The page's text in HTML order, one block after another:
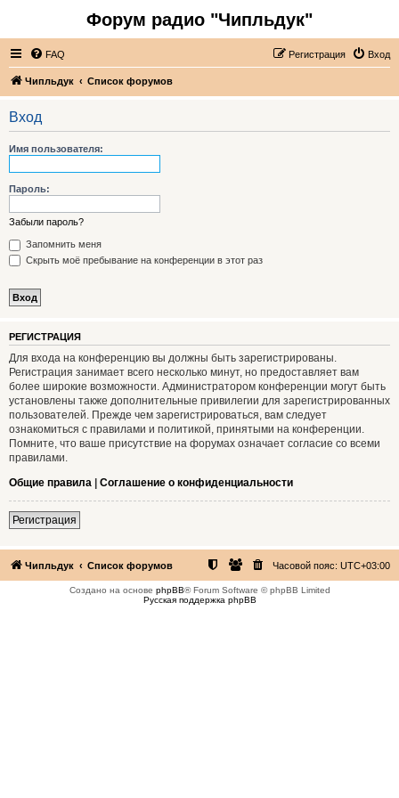
Форум радио "Чипльдук"
FAQ Вход
Регистрация
Чипльдук Список форумов
Вход
Имя пользователя:
Пароль:
Забыли пароль?
Запомнить меня
Скрыть моё пребывание на конференции в этот раз
РЕГИСТРАЦИЯ
Для входа на конференцию вы должны быть зарегистрированы.
Регистрация занимает всего несколько минут, но предоставляет вам
более широкие возможности. Администратором конференции могут быть
установлены также дополнительные привилегии для зарегистрированных
пользователей. Прежде чем зарегистрироваться, вам следует
ознакомиться с правилами и политикой, принятыми на конференции.
Помните, что ваше присутствие на форумах означает согласие со всеми
правилами.
Общие правила | Соглашение о конфиденциальности
Регистрация
Чипльдук Список форумов Часовой пояс: UTC+03:00
Создано на основе phpBB® Forum Software © phpBB Limited
Русская поддержка phpBB